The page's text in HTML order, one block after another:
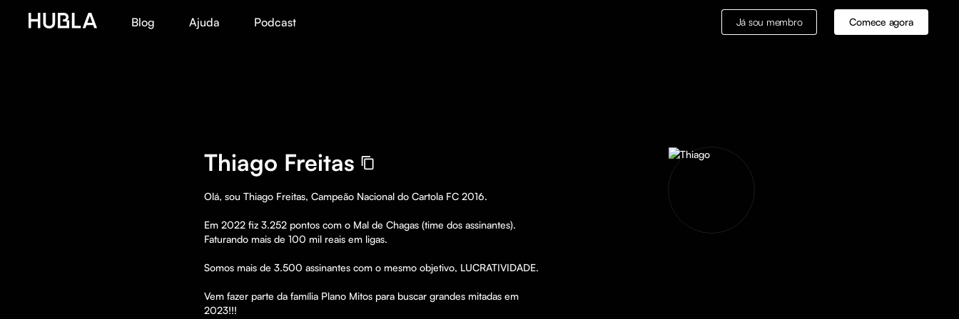
Blog Ajuda Podcast Já sou membro Comece agora
Thiago Freitas
Olá, sou Thiago Freitas, Campeão Nacional do Cartola FC 2016.
Em 2022 fiz 3.252 pontos com o Mal de Chagas (time dos assinantes).
Faturando mais de 100 mil reais em ligas.
Somos mais de 3.500 assinantes com o mesmo objetivo, LUCRATIVIDADE.
Vem fazer parte da família Plano Mitos para buscar grandes mitadas em
2023!!!